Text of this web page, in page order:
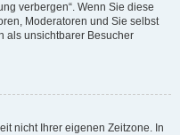
verbergen“. Wenn Sie diese
Moderatoren und Sie selbst
als unsichtbarer Besucher
nicht Ihrer eigenen Zeitzone. In